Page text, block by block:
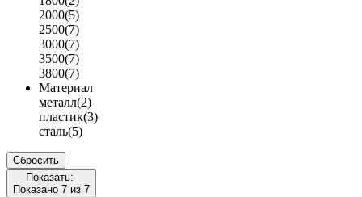
2000(5)
2500(7)
3000(7)
3500(7)
3800(7)
Материал
металл(2)
пластик(3)
сталь(5)
Сбросить
Показать:
Показано 7 из 7